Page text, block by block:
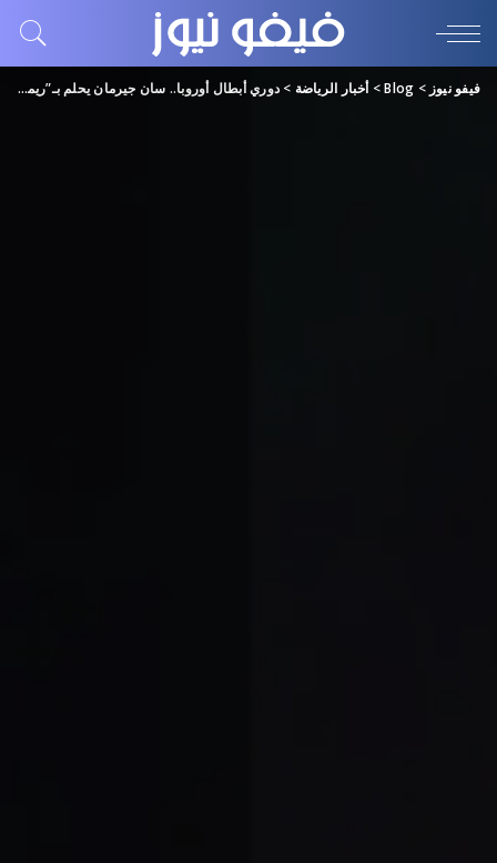
فيفو نيوز >
Blog
>أخبار الرياضة >دوري أبطال أوروبا.. سان جيرمان يحلم بـ”ريمونتادا” في أرض برشلونة